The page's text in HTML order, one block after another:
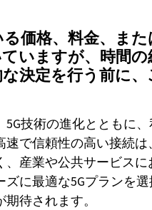
価格、料金、ま
いますが、時間
決定を行う前に
技術の進化とともに
で信頼性の高い接続
産業や公共サービス
に最適な5Gプランを
待されます。